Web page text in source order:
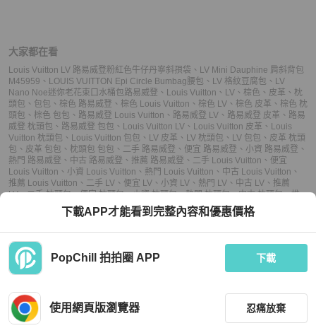
大家都在看
Louis Vuitton LV 路易威登粉紅色牛仔丹寧斜孭袋 、 LV Mini Dauphine 肩斜背包
M45959 、 LOUIS VUITTON Epi Circle Bumbag腰包 、 LV 格紋豆腐包 、 LV
Nano Noe迷你老花束口水桶包 路易威登 、 Louis Vuitton 、 LV 、 棕色 、 皮革 、 枕
頭包 、 包包 、 棕色 路易威登 、 棕色 Louis Vuitton 、 棕色 LV 、 棕色 皮革 、 棕色 枕
頭包 、 棕色 包包 、 路易威登 Louis Vuitton 、 路易威登 LV 、 路易威登 皮革 、 路易
威登 枕頭包 、 路易威登 包包 、 Louis Vuitton LV 、 Louis Vuitton 皮革 、 Louis
Vuitton 枕頭包 、 Louis Vuitton 包包 、 LV 皮革 、 LV 枕頭包 、 LV 包包 、 皮革 枕頭
包 、 皮革 包包 、 枕頭包 包包 、 二手 路易威登 、 便宜 路易威登 、 小資 路易威登 、
熱門 路易威登 、 中古 路易威登 、 推薦 路易威登 、 二手 Louis Vuitton 、 便宜
Louis Vuitton 、 小資 Louis Vuitton 、 熱門 Louis Vuitton 、 中古 Louis Vuitton 、
推薦 Louis Vuitton 、 二手 LV 、 便宜 LV 、 小資 LV 、 熱門 LV 、 中古 LV 、 推薦
LV、二手 枕頭包、便宜 枕頭包、小資 枕頭包、熱門 枕頭包、中古 枕頭包、推
二手 包包、便宜 包包、小資 包包 、 熱門 包包、中古 包包
下載APP才能看到完整內容和優惠價格
PopChill 拍拍圈 APP 下載
使用網頁版瀏覽器 忍痛放棄